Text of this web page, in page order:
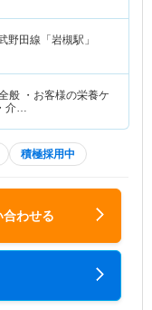
野田線「岩槻駅」
般 ・お客様の栄養ケ
介…
積極採用中
合わせる